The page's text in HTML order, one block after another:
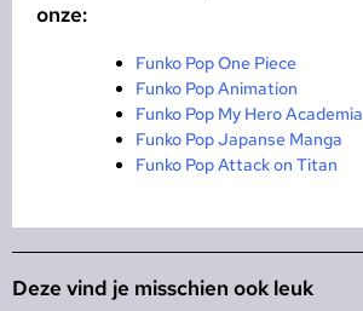
onze:
Funko Pop One Piece
Funko Pop Animation
Funko Pop My Hero Academia
Funko Pop Japanse Manga
Funko Pop Attack on Titan
Deze vind je misschien ook leuk